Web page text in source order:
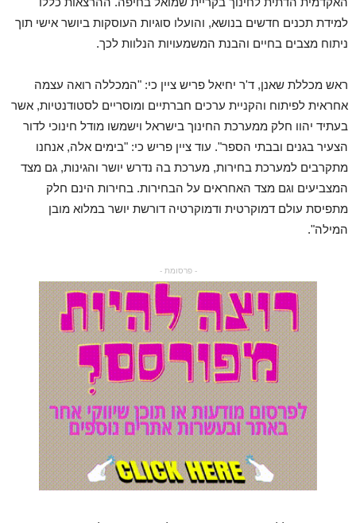
למידת תכנים חדשים בנושא, והועלו סוגיות העוסקות ביושר אישי תוך
ניתוח מצבים בחיים והבנת המשמעויות הנלוות לכך.
ראש מכללת שאנן, ד'ר יחיאל פריש ציין כי: "המכללה רואה עצמה
אחראית לפיתוח והקניית ערכים חברתיים ומוסריים לסטודנטיות, אשר
בעתיד יהוו חלק ממערכת החינוך בישראל וישמשו מודל חינוכי לדור
הצעיר בגנים ובבתי הספר". עוד ציין פריש כי: "בימים אלה, אנחנו
מתקרבים למערכת בחירות, מערכת בה נדרש יושר והגינות, גם מצד
המצביעים וגם מצד האחראים על הבחירות. בחירות הינם חלק
מתפיסת עולם דמוקרטית ודמוקרטיה דורשת יושר במלוא מובן
המילה".
- פרסומת -